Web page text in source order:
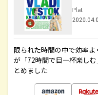
Plat
限られた時間の中で効率
が「72時間で目一杯楽し
とめました